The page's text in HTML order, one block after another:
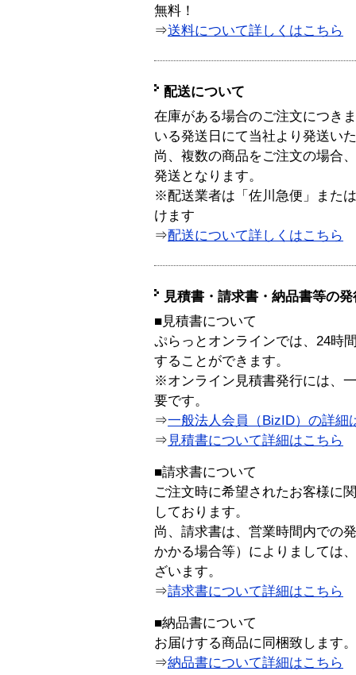
無料！
⇒送料について詳しくはこちら
配送について
在庫がある場合のご注文につき
いる発送日にて当社より発送い
尚、複数の商品をご注文の場合
発送となります。
※配送業者は「佐川急便」また
けます
⇒配送について詳しくはこちら
見積書・請求書・納品書等の
■見積書について
ぷらっとオンラインでは、24時
することができます。
※オンライン見積書発行には、
要です。
⇒一般法人会員（BizID）の詳細
⇒ 見積書について詳細はこちら
■請求書について
ご注文時に希望されたお客様に
しております。
尚、請求書は、営業時間内での
かかる場合等）によりましては
ざいます。
⇒請求書について詳細はこちら
■納品書について
お届けする商品に同梱致します。
⇒納品書について詳細はこちら